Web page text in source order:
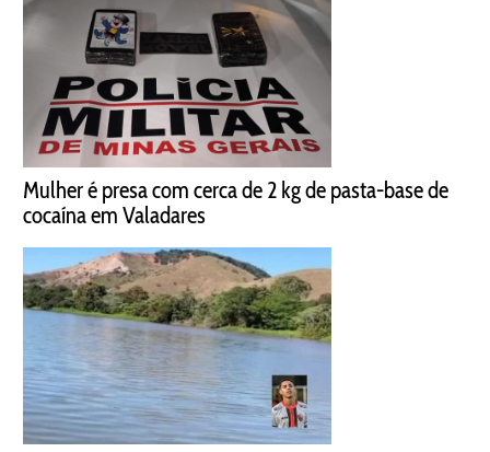
Mulher é presa com cerca de 2 kg de pasta-base de
cocaína em Valadares